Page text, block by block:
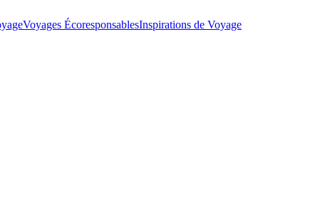
Voyages ÉcoresponsablesInspirations de Voyage